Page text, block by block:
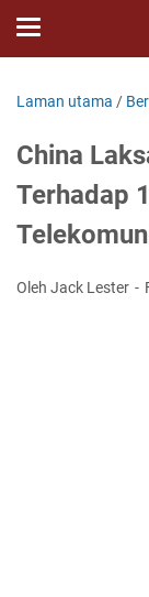
Laman utama /
China
Terhadap
Oleh Jack Lester